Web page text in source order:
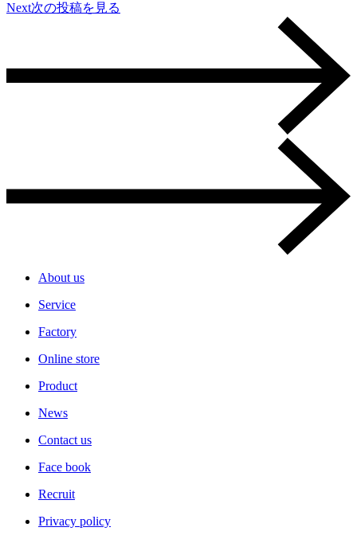
Next次の投稿を見る
About us
Service
Factory
Online store
Product
News
Contact us
Face book
Recruit
Privacy policy